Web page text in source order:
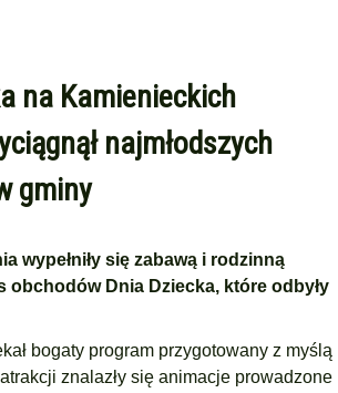
na Kamienieckich
najmłodszych
gminy
wypełniły się zabawą i rodzinną
obchodów Dnia Dziecka, które odbyły
bogaty program przygotowany z myślą
znalazły się animacje prowadzone